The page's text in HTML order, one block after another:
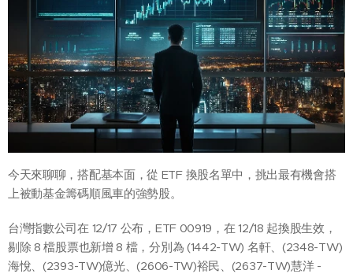
今天來聊聊，搭配基本面，從 ETF 換股名單中，挑出最有機會搭
上被動基金籌碼順風車的強勢股。
台灣指數公司在 12/17 公布，ETF 00919，在 12/18 起換股生效，
剔除 8 檔股票也新增 8 檔，分別為 (1442-TW) 名軒、(2348-TW)
海悅、(2393-TW)億光、(2606-TW)裕民、(2637-TW)慧洋 -